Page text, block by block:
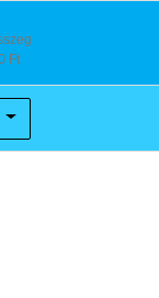
Ft